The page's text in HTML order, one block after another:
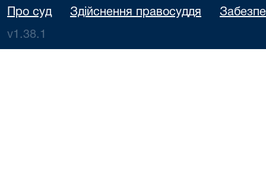
Про суд Здійснення правосуддя
v1.38.1